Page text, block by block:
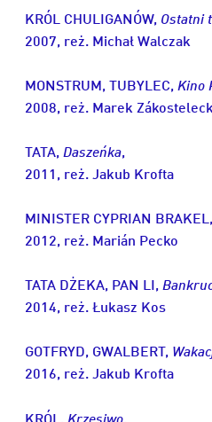
KRÓL CHULIGANÓW, Ostatni
2007, reż. Michał Walczak
MONSTRUM, TUBYLEC, Kino
2008, reż. Marek
TATA, Daszeńka,
2011, reż. Jakub Krofta
MINISTER CYPRIAN BRAKEL,
2012, reż. Marián Pecko
TATA DŻEKA, PAN LI,
2014, reż. Łukasz Kos
GOTFRYD, GWALBERT,
2016, reż. Jakub Krofta
KRÓL, Krzesiwo